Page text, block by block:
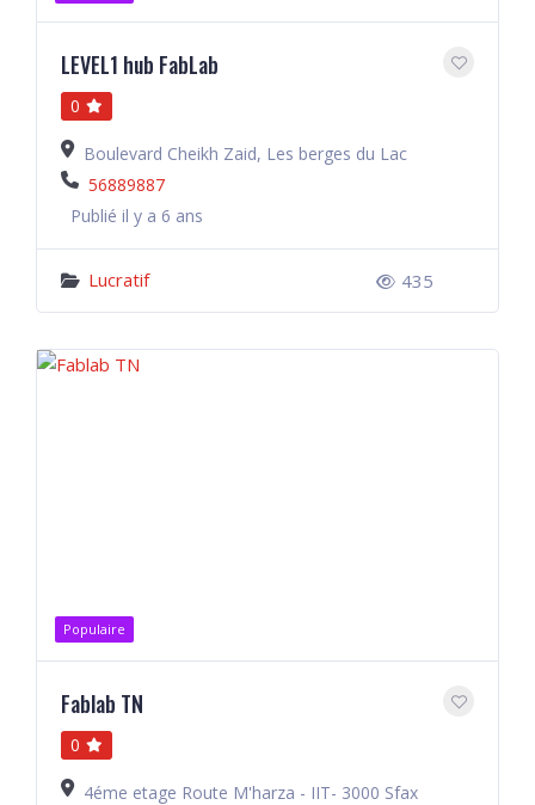
LEVEL1 hub FabLab
0
Boulevard Cheikh Zaid, Les berges du Lac
56889887
Publié il y a 6 ans
Lucratif 435
Populaire
Fablab TN
0
4éme etage Route M'harza - IIT- 3000 Sfax